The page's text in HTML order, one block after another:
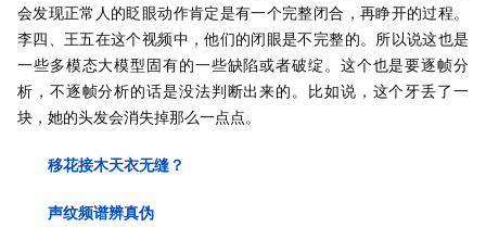
会发现正常人的眨眼动作肯定是有一个完整闭合，再睁开的过程。
李四、王五在这个视频中，他们的闭眼是不完整的。所以说这也是
一些多模态大模型固有的一些缺陷或者破绽。这个也是要逐帧分
析，不逐帧分析的话是没法判断出来的。比如说，这个牙丢了一
块，她的头发会消失掉那么一点点。
移花接木天衣无缝？
声纹频谱辨真伪